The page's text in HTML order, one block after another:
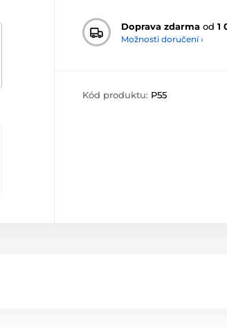
Doprava zdarma od 1
Možnosti doručení ›
Kód produktu: P55